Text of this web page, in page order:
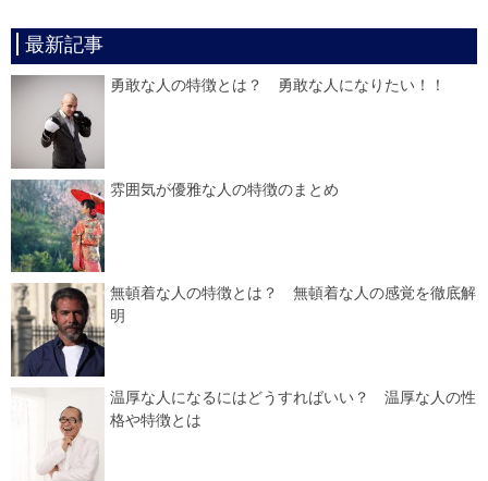
最新記事
勇敢な人の特徴とは？ 勇敢な人になりたい！！
雰囲気が優雅な人の特徴のまとめ
無頓着な人の特徴とは？ 無頓着な人の感覚を徹底解
明
温厚な人になるにはどうすればいい？ 温厚な人の性
格や特徴とは